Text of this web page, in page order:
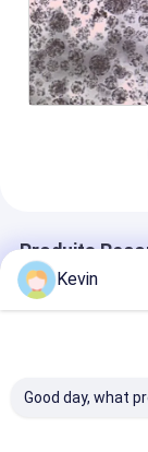
Produits
Kevin
Good day, what